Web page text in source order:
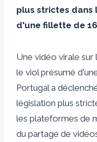
plus strictes dans
d'une fillette de
Une vidéo virale
le viol présumé
Portugal a
législation plus
les plateformes de
du partage de